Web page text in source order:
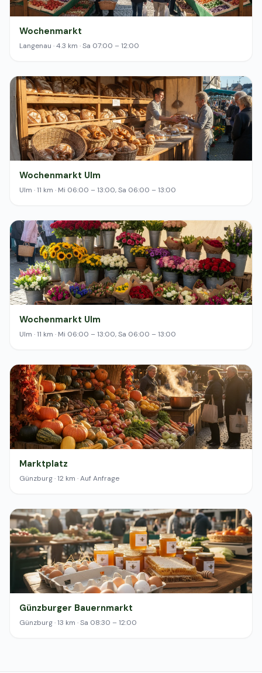
Wochenmarkt
Langenau · 4.3 km · Sa 07:00 – 12:00
Wochenmarkt Ulm
Ulm · 11 km · Mi 06:00 – 13:00, Sa 06:00 – 13:00
Wochenmarkt Ulm
Ulm · 11 km · Mi 06:00 – 13:00, Sa 06:00 – 13:00
Marktplatz
Günzburg · 12 km · Auf Anfrage
Günzburger Bauernmarkt
Günzburg · 13 km · Sa 08:30 – 12:00